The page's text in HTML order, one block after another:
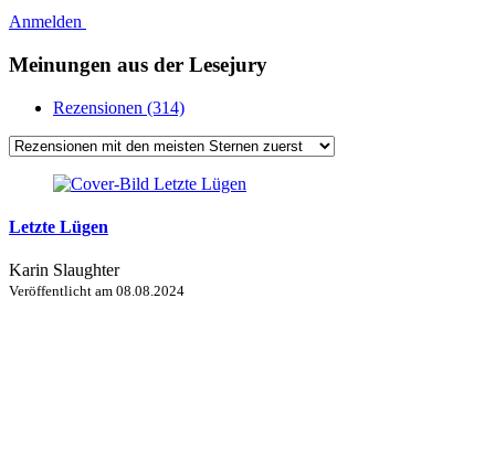
Anmelden
Meinungen aus der Lesejury
Rezensionen (314)
Letzte Lügen
Karin Slaughter
Veröffentlicht am 08.08.2024